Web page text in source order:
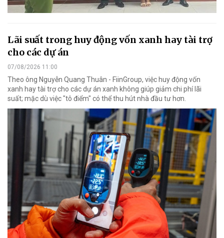
Lãi suất trong huy động vốn xanh hay tài trợ
cho các dự án
07/08/2026 11:00
Theo ông Nguyễn Quang Thuân - FiinGroup, việc huy động vốn
xanh hay tài trợ cho các dự án xanh không giúp giảm chi phí lãi
suất; mặc dù việc "tô điểm" có thể thu hút nhà đầu tư hơn.